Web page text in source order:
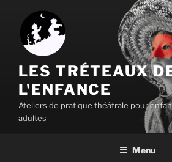
contenu
principal
LES TRÉTEAUX
L'ENFANCE
Ateliers de pratique théâtrale pour
adultes
Menu